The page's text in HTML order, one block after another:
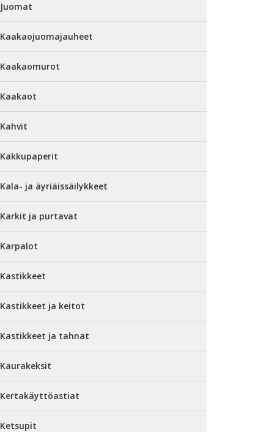
Juomat
Kaakaojuomajauheet
Kaakaomurot
Kaakaot
Kahvit
Kakkupaperit
Kala- ja äyriäissäilykkeet
Karkit ja purtavat
Karpalot
Kastikkeet
Kastikkeet ja keitot
Kastikkeet ja tahnat
Kaurakeksit
Kertakäyttöastiat
Ketsupit